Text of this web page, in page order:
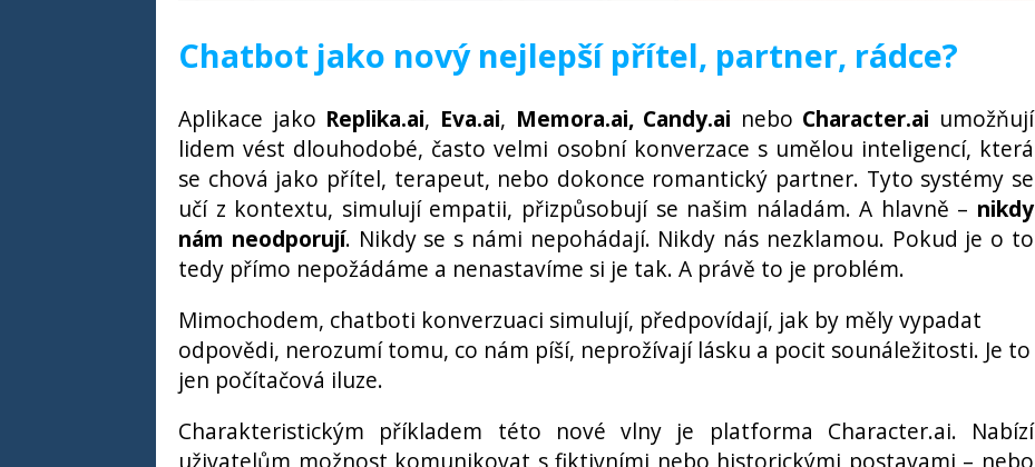
Chatbot jako nový nejlepší přítel, partner, rádce?
Aplikace jako Replika.ai, Eva.ai, Memora.ai, Candy.ai nebo Character.ai umožňují
lidem vést dlouhodobé, často velmi osobní konverzace s umělou inteligencí, která
se chová jako přítel, terapeut, nebo dokonce romantický partner. Tyto systémy se
učí z kontextu, simulují empatii, přizpůsobují se našim náladám. A hlavně – nikdy
nám neodporují. Nikdy se s námi nepohádají. Nikdy nás nezklamou. Pokud je o to
tedy přímo nepožádáme a nenastavíme si je tak. A právě to je problém.
Mimochodem, chatboti konverzuaci simulují, předpovídají, jak by měly vypadat
odpovědi, nerozumí tomu, co nám píší, neprožívají lásku a pocit sounáležitosti. Je to
jen počítačová iluze.
Charakteristickým příkladem této nové vlny je platforma Character.ai. Nabízí